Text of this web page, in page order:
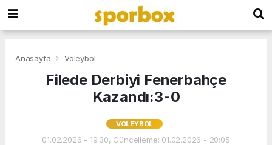
Anasayfa Voleybol
Filede Derbiyi Fenerbahçe
Kazandı:3-0
VOLEYBOL
01.02.2026 - 19:30, Güncelleme: 01.02.2026 - 20:05